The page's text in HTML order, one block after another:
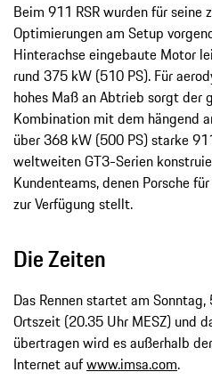
Beim 911 RSR wurden für seine
Optimierungen am Setup
Hinterachse eingebaute Motor
rund 375 kW (510 PS). Für
hohes Maß an Abtrieb sorgt der
Kombination mit dem hängend
über 368 kW (500 PS) starke
weltweiten GT3-Serien
Kundenteams, denen Porsche
zur Verfügung stellt.
Die Zeiten
Das Rennen startet am
Ortszeit (20.35 Uhr MESZ) und
übertragen wird es außerhalb
Internet aufwww.imsa.com.